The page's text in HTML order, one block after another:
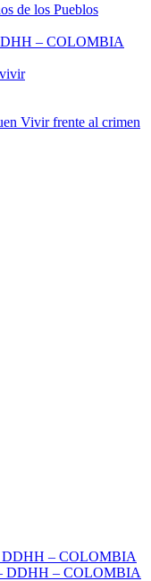
de los Pueblos
– COLOMBIA
Vivir frente al crimen
– COLOMBIA
DDHH – COLOMBIA